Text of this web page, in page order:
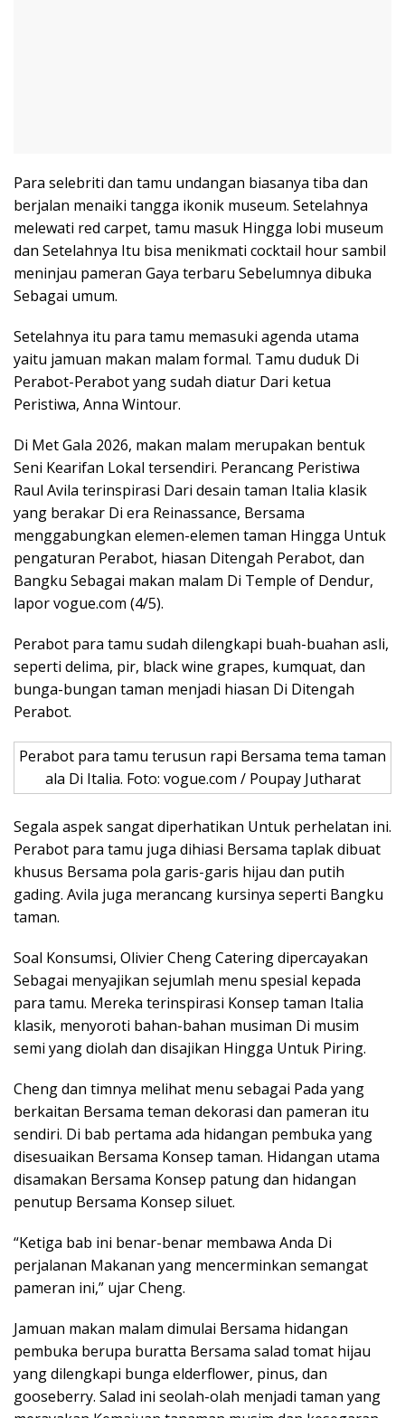
Para selebriti dan tamu undangan biasanya tiba dan
berjalan menaiki tangga ikonik museum. Setelahnya
melewati red carpet, tamu masuk Hingga lobi museum
dan Setelahnya Itu bisa menikmati cocktail hour sambil
meninjau pameran Gaya terbaru Sebelumnya dibuka
Sebagai umum.
Setelahnya itu para tamu memasuki agenda utama
yaitu jamuan makan malam formal. Tamu duduk Di
Perabot-Perabot yang sudah diatur Dari ketua
Peristiwa, Anna Wintour.
Di Met Gala 2026, makan malam merupakan bentuk
Seni Kearifan Lokal tersendiri. Perancang Peristiwa
Raul Avila terinspirasi Dari desain taman Italia klasik
yang berakar Di era Reinassance, Bersama
menggabungkan elemen-elemen taman Hingga Untuk
pengaturan Perabot, hiasan Ditengah Perabot, dan
Bangku Sebagai makan malam Di Temple of Dendur,
lapor vogue.com (4/5).
Perabot para tamu sudah dilengkapi buah-buahan asli,
seperti delima, pir, black wine grapes, kumquat, dan
bunga-bungan taman menjadi hiasan Di Ditengah
Perabot.
Perabot para tamu terusun rapi Bersama tema taman
ala Di Italia. Foto: vogue.com / Poupay Jutharat
Segala aspek sangat diperhatikan Untuk perhelatan ini.
Perabot para tamu juga dihiasi Bersama taplak dibuat
khusus Bersama pola garis-garis hijau dan putih
gading. Avila juga merancang kursinya seperti Bangku
taman.
Soal Konsumsi, Olivier Cheng Catering dipercayakan
Sebagai menyajikan sejumlah menu spesial kepada
para tamu. Mereka terinspirasi Konsep taman Italia
klasik, menyoroti bahan-bahan musiman Di musim
semi yang diolah dan disajikan Hingga Untuk Piring.
Cheng dan timnya melihat menu sebagai Pada yang
berkaitan Bersama teman dekorasi dan pameran itu
sendiri. Di bab pertama ada hidangan pembuka yang
disesuaikan Bersama Konsep taman. Hidangan utama
disamakan Bersama Konsep patung dan hidangan
penutup Bersama Konsep siluet.
“Ketiga bab ini benar-benar membawa Anda Di
perjalanan Makanan yang mencerminkan semangat
pameran ini,” ujar Cheng.
Jamuan makan malam dimulai Bersama hidangan
pembuka berupa buratta Bersama salad tomat hijau
yang dilengkapi bunga elderflower, pinus, dan
gooseberry. Salad ini seolah-olah menjadi taman yang